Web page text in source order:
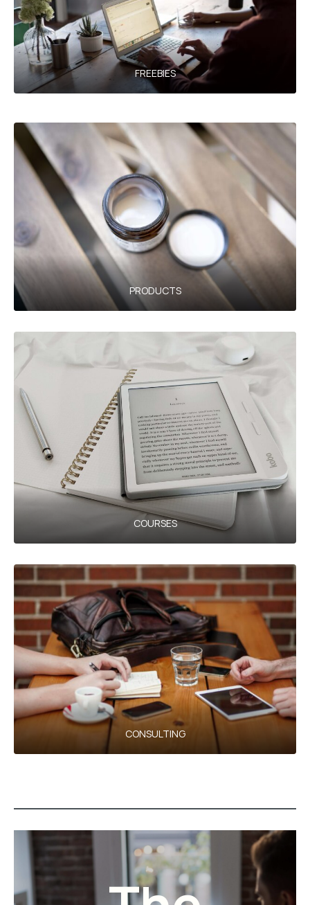
FREEBIES
PRODUCTS
COURSES
CONSULTING